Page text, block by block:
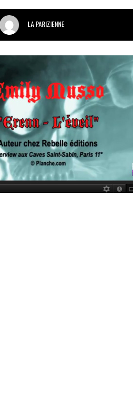
LA PARIZIENNE